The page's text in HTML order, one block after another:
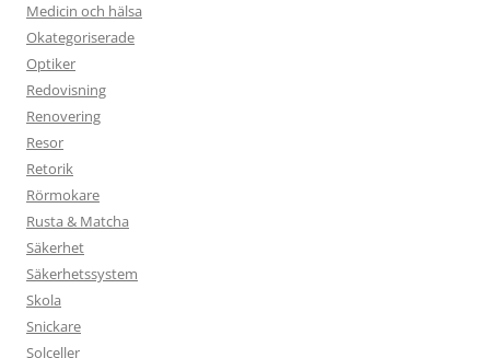
Medicin och hälsa
Okategoriserade
Optiker
Redovisning
Renovering
Resor
Retorik
Rörmokare
Rusta & Matcha
Säkerhet
Säkerhetssystem
Skola
Snickare
Solceller